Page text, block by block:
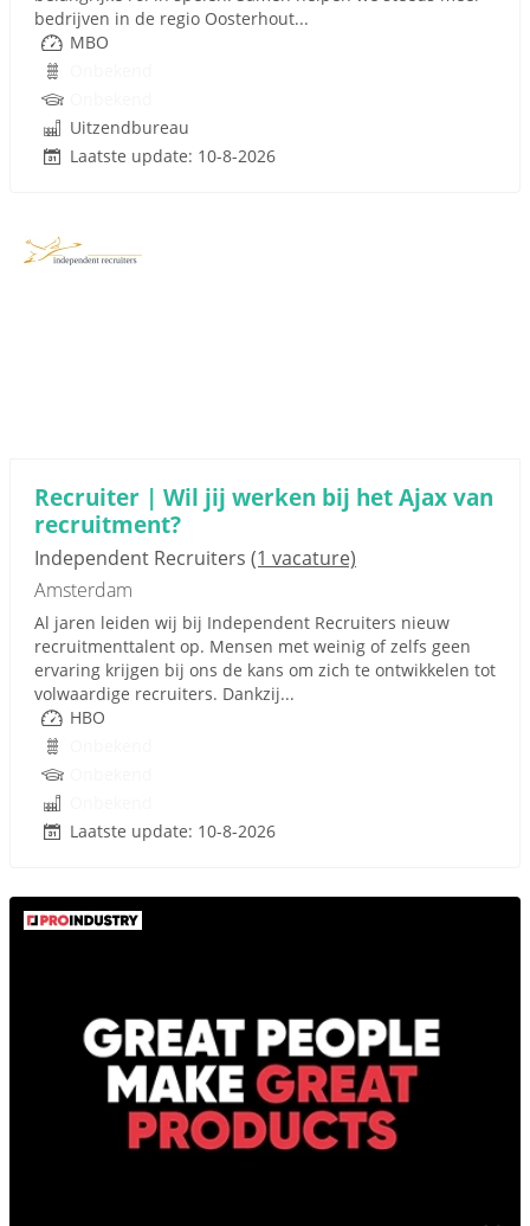
bedrijven in de regio Oosterhout...
MBO
Uitzendbureau
Laatste update: 10-8-2026
Recruiter | Wil jij werken bij het Ajax van
recruitment?
Independent Recruiters (1 vacature)
Amsterdam
Al jaren leiden wij bij Independent Recruiters nieuw
recruitmenttalent op. Mensen met weinig of zelfs geen
ervaring krijgen bij ons de kans om zich te ontwikkelen tot
volwaardige recruiters. Dankzij...
HBO
Laatste update: 10-8-2026